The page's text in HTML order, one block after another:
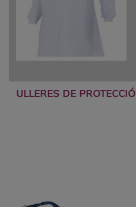
ULLERES DE PROTECCIÓ